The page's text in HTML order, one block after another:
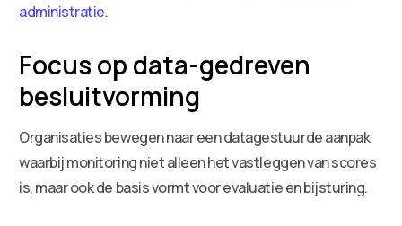
administratie.
Focus op data-gedreven
besluitvorming
Organisaties bewegen naar een datagestuurde aanpak
waarbij monitoring niet alleen het vastleggen van scores
is, maar ook de basis vormt voor evaluatie en bijsturing.